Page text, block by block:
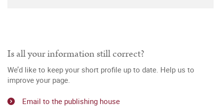
Is all your information still correct?
We’d like to keep your short profile up to date. Help us to
improve your page.
Email to the publishing house